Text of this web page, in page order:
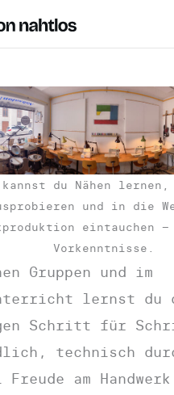
du Nähen lernen,
und in die
eintauchen –
Vorkenntnisse.
Gruppen und im
lernst du
Schritt für
technisch
am